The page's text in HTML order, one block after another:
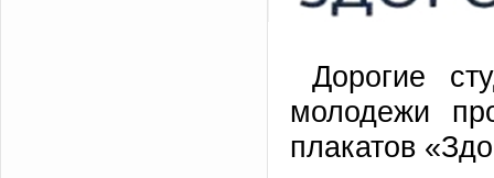
Дорогие
молодежи
плакатов